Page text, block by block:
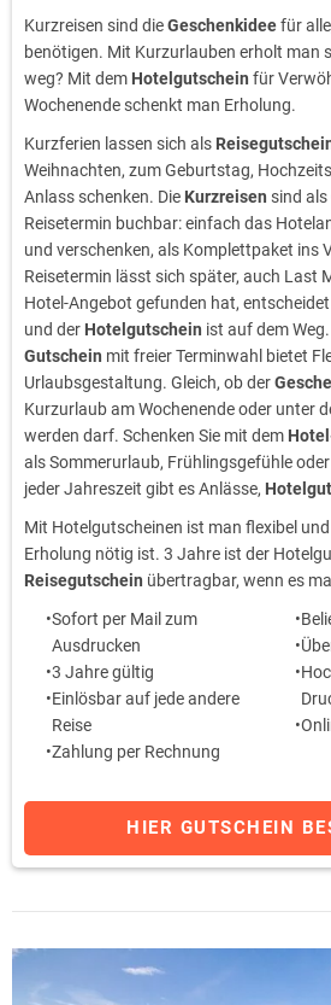
Kurzreisen sind dieGeschenkideefür
benötigen. Mit Kurzurlauben erholt man
weg? Mit dem Hotelgutschein für
Wochenende schenkt man Erholung.
Kurzferien lassen sich als
Weihnachten, zum Geburtstag,
Anlass schenken. Die Kurzreisen sind als
Reisetermin buchbar: einfach das
und verschenken, als Komplettpaket ins
Reisetermin lässt sich später, auch Last
Hotel-Angebot gefunden hat,
und der Hotelgutschein ist auf dem
Gutschein mit freier Terminwahl bietet
Urlaubsgestaltung. Gleich, ob der
Kurzurlaub am Wochenende oder unter
werden darf. Schenken Sie mit dem
als Sommerurlaub, Frühlingsgefühle
jeder Jahreszeit gibt es Anlässe,
Mit Hotelgutscheinen ist man flexibel
Erholung nötig ist. 3 Jahre ist der
Reisegutschein übertragbar, wenn es
Sofort per Mail zum
Ausdrucken
3 Jahre gültig
Einlösbar auf jede andere
Reise
Zahlung per Rechnung
HIER GUTSCHEIN